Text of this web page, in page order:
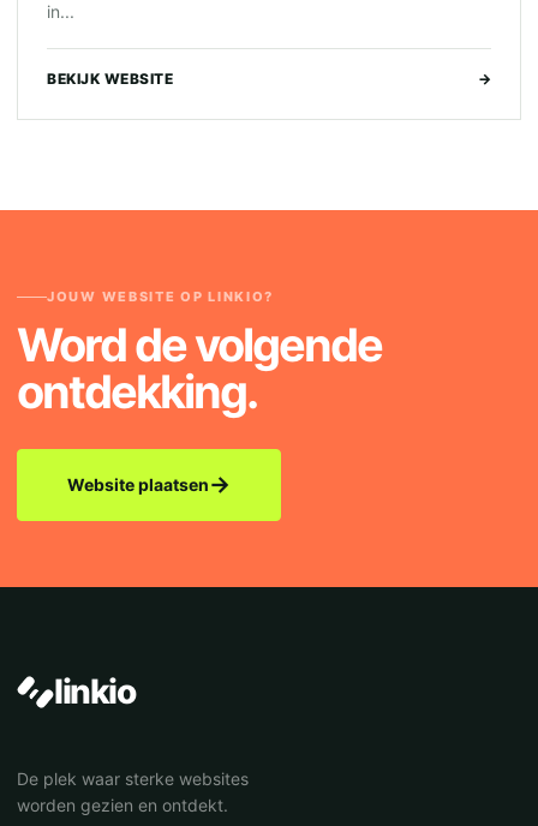
in...
BEKIJK WEBSITE →
JOUW WEBSITE OP LINKIO?
Word de volgende
ontdekking.
Website plaatsen→
linkio
De plek waar sterke websites
worden gezien en ontdekt.